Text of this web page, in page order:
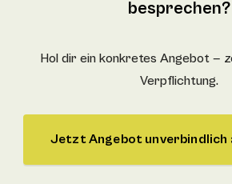
besprechen?
Hol dir ein konkretes Angebot —
Verpflichtung.
Jetzt Angebot